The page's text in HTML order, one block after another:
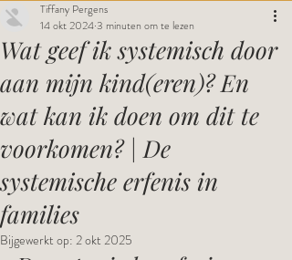
Wat geef ik systemisch door
aan mijn kind(eren)? En
wat kan ik doen om dit te
voorkomen? | De
systemische erfenis in
families
Tiffany Pergens
14 okt 20243 minuten om te lezen
Bijgewerkt op: 2 okt 2025